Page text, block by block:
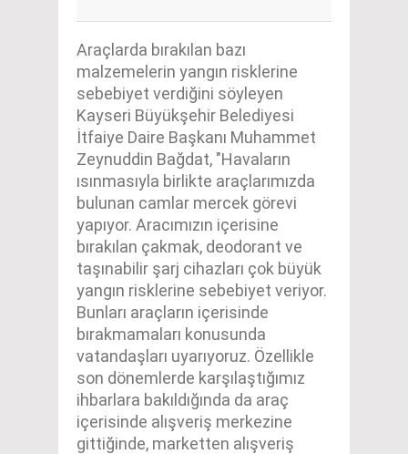
Araçlarda bırakılan bazı
malzemelerin yangın risklerine
sebebiyet verdiğini söyleyen
Kayseri Büyükşehir Belediyesi
İtfaiye Daire Başkanı Muhammet
Zeynuddin Bağdat, "Havaların
ısınmasıyla birlikte araçlarımızda
bulunan camlar mercek görevi
yapıyor. Aracımızın içerisine
bırakılan çakmak, deodorant ve
taşınabilir şarj cihazları çok büyük
yangın risklerine sebebiyet veriyor.
Bunları araçların içerisinde
bırakmamaları konusunda
vatandaşları uyarıyoruz. Özellikle
son dönemlerde karşılaştığımız
ihbarlara bakıldığında da araç
içerisinde alışveriş merkezine
gittiğinde, marketten alışveriş